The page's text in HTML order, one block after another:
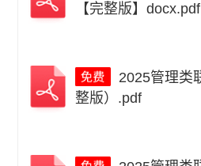
【完整版】docx.pdf
整版）.pdf